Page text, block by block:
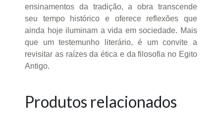
ensinamentos da tradição, a obra transcende
seu tempo histórico e oferece reflexões que
ainda hoje iluminam a vida em sociedade. Mais
que um testemunho literário, é um convite a
revisitar as raízes da ética e da filosofia no Egito
Antigo.
Produtos relacionados